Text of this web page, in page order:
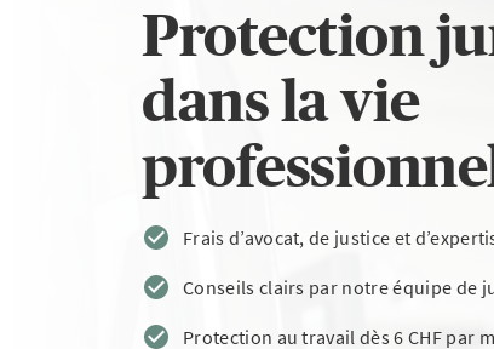
Protection
dans la vie
Frais d’avocat, de justice et
Conseils clairs par notre équipe de
Protection au travail dès 6 CHF par